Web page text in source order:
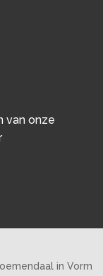
van onze
in Vorm